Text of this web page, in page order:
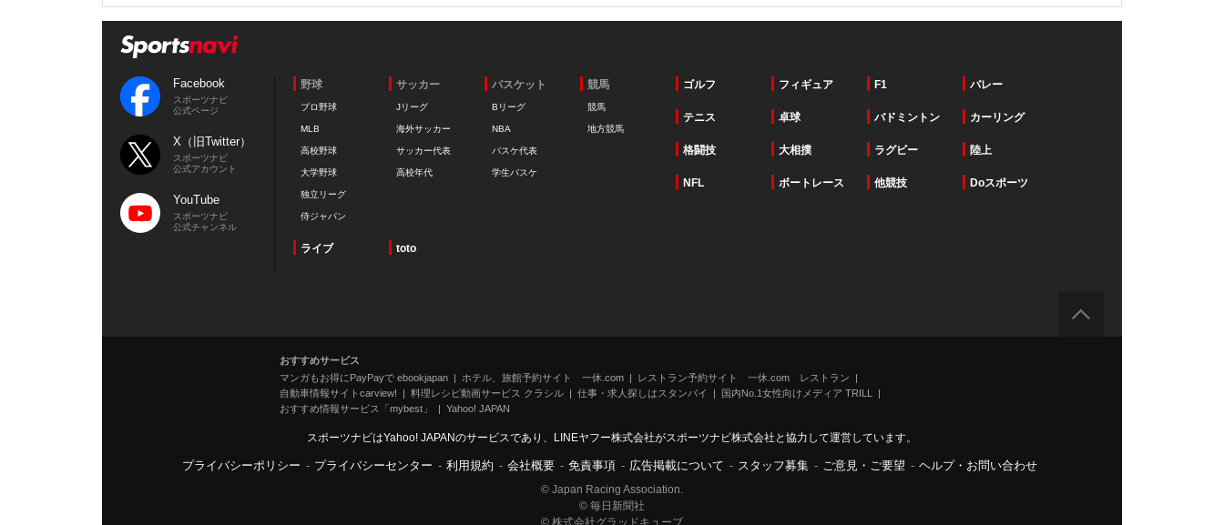
Facebook
スポーツナビ
公式ページ
X（旧Twitter）
スポーツナビ
公式アカウント
YouTube
スポーツナビ
公式チャンネル
野球
プロ野球
MLB
高校野球
大学野球
独立リーグ
侍ジャパン
サッカー
Jリーグ
海外サッカー
サッカー代表
高校年代
バスケット
Bリーグ
NBA
バスケ代表
学生バスケ
競馬
競馬
地方競馬
ゴルフ フィギュア F1 バレー
テニス 卓球 バドミントン カーリング
格闘技 大相撲 ラグビー 陸上
NFL ボートレース 他競技 Doスポーツ
ライブ toto
おすすめサービス
マンガもお得にPayPayで ebookjapan
ホテル、旅館予約サイト 一休.com
レストラン予約サイト 一休.com レストラン
自動車情報サイトcarview!
料理レシピ動画サービス クラシル 仕事・求人探しはスタンバイ
国内No.1女性向けメディア TRILL
おすすめ情報サービス「mybest」
Yahoo! JAPAN
スポーツナビはYahoo! JAPANのサービスであり、LINEヤフー株式会社がスポーツナビ株式会社と協力して運営しています。
プライバシーポリシー - プライバシーセンター - 利用規約 - 会社概要 - 免責事項 - 広告掲載について - スタッフ募集 - ご意見・ご要望 - ヘルプ・お問い合わせ
© Japan Racing Association.
© 毎日新聞社
© 株式会社グラッドキューブ